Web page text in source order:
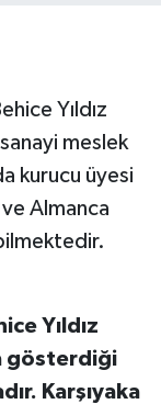
Yıldız
meslek
kurucu üyesi
ve Almanca
Yıldız
gösterdiği
Karşıyaka